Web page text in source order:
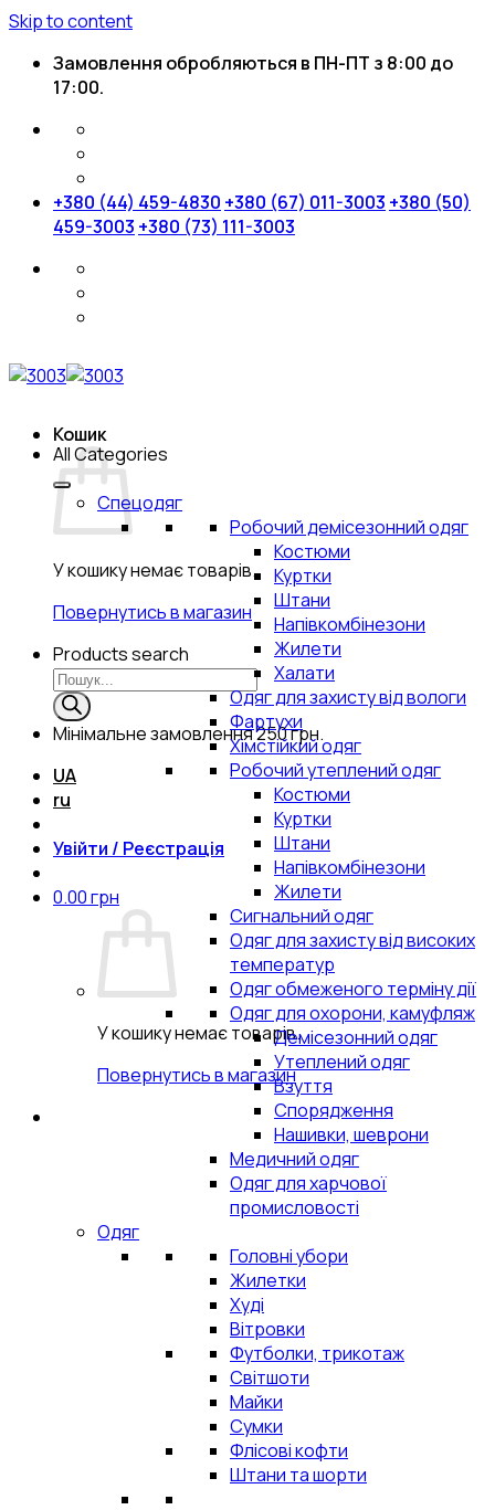
Skip to content
Замовлення обробляються в ПН-ПТ з 8:00 до
17:00.
+380 (44) 459-4830 +380 (67) 011-3003 +380 (50)
459-3003 +380 (73) 111-3003
Кошик
У кошику немає товарів.
Повернутись в магазин
Products search
Мінімальне замовлення250 грн.
UA
ru
Увійти / Реєстрація
0.00грн
У кошику немає товарів.
Повернутись в магазин
All Categories
Спецодяг
Робочий демісезонний одяг
Костюми
Куртки
Штани
Напівкомбінезони
Жилети
Халати
Одяг для захисту від вологи
Фартухи
Хімстійкий одяг
Робочий утеплений одяг
Костюми
Куртки
Штани
Напівкомбінезони
Жилети
Сигнальний одяг
Одяг для захисту від високих
температур
Одяг обмеженого терміну дії
Одяг для охорони, камуфляж
Демісезонний одяг
Утеплений одяг
Взуття
Спорядження
Нашивки, шеврони
Медичний одяг
Одяг для харчової
промисловості
Одяг
Головні убори
Жилетки
Худі
Вітровки
Футболки, трикотаж
Світшоти
Майки
Сумки
Флісові кофти
Штани та шорти